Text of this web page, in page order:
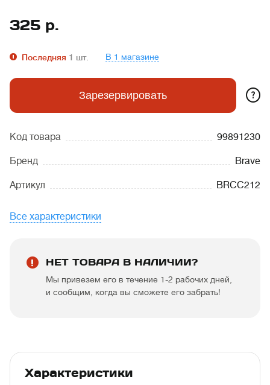
325 р.
Последняя 1 шт. В 1 магазине
Зарезервировать ?
Код товара 99891230
Бренд Brave
Артикул BRCC212
Все характеристики
НЕТ ТОВАРА В НАЛИЧИИ?
Мы привезем его в течение 1-2 рабочих дней,
и сообщим, когда вы сможете его забрать!
Характеристики